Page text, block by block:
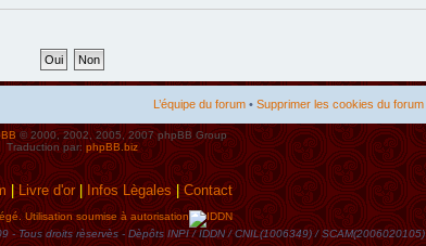
L’équipe du forum • Supprimer les cookies du forum
© 2000, 2002, 2005, 2007 phpBB Group
Traduction par: phpBB.biz
|Livre d'or| Infos Lègales|Contact
Utilisation soumise à autorisation
- Tous droits rèservès - Dèpôts INPI / IDDN / CNIL(1006349) / SCAM(2006020105)